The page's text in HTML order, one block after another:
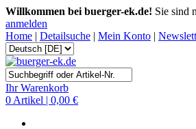
Willkommen bei buerger-ek.de! Sie sind
anmelden
Home | Detailsuche | Mein Konto |
Ihr Warenkorb
0 Artikel | 0,00 €